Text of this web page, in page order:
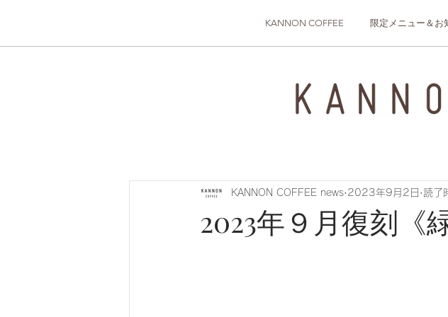
KANNON COFFEE 限定メニュー＆お
2023年９月復刻《
KANNON COFFEE news 2023年9月2日 読了